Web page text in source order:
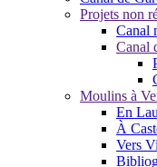
Projets non
Canal
Canal
Moulins à
En
À
Vers